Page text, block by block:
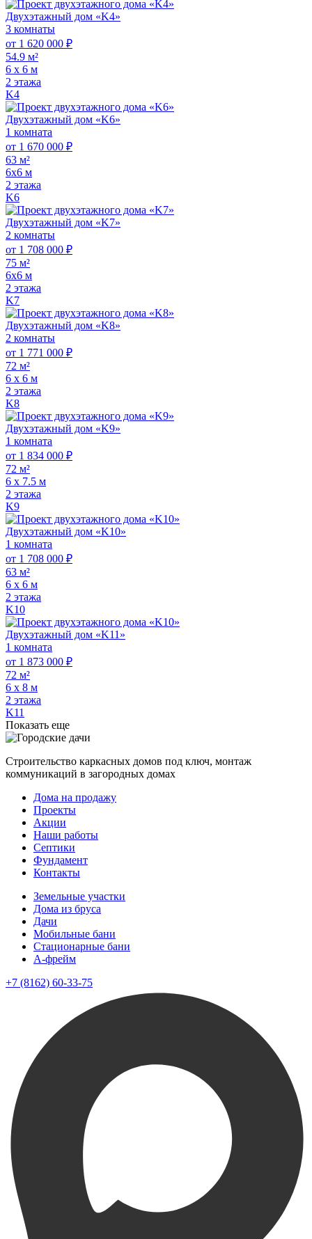
Двухэтажный дом «K4»
3 комнаты
от 1 620 000 ₽
54.9 м²
6 х 6 м
2 этажа
K4
Двухэтажный дом «K6»
1 комната
от 1 670 000 ₽
63 м²
6х6 м
2 этажа
K6
Двухэтажный дом «K7»
2 комнаты
от 1 708 000 ₽
75 м²
6х6 м
2 этажа
K7
Двухэтажный дом «K8»
2 комнаты
от 1 771 000 ₽
72 м²
6 х 6 м
2 этажа
K8
Двухэтажный дом «K9»
1 комната
от 1 834 000 ₽
72 м²
6 х 7.5 м
2 этажа
K9
Двухэтажный дом «K10»
1 комната
от 1 708 000 ₽
63 м²
6 х 6 м
2 этажа
K10
Двухэтажный дом «K11»
1 комната
от 1 873 000 ₽
72 м²
6 х 8 м
2 этажа
K11
Показать еще
Строительство каркасных домов под ключ, монтаж
коммуникаций в загородных домах
Дома на продажу
Проекты
Акции
Наши работы
Септики
Фундамент
Контакты
Земельные участки
Дома из бруса
Дачи
Мобильные бани
Стационарные бани
A-фрейм
+7 (8162) 60-33-75